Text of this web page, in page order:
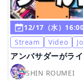
12/17（水）
Stream
Video
アンバサダーがラ
SHIN ROUMEI